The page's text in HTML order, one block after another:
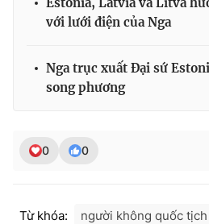
Ðiện thoại Thời báo VTV:024.66 897
toasoan@vtv.vn
với lưới điện của Nga
Nga trục xuất Đại sứ
song phương
0 0
Từ khóa:
người không quốc tịch